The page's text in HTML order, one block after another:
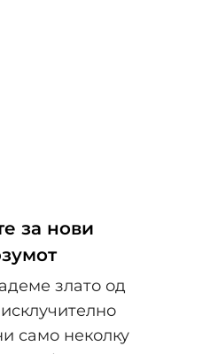
за нови
злато од
само неколку